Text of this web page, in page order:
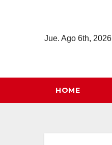
Jue. Ago 6th, 2026
HOME